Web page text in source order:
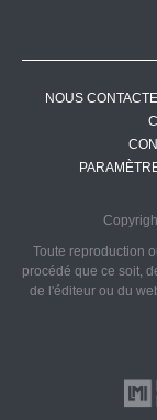
NOUS
Toute reproduction
procédé que ce soit,
de l'éditeur ou du